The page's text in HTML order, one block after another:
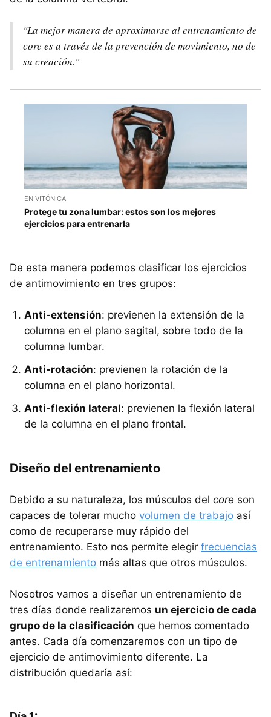
"La mejor manera de aproximarse al entrenamiento de
core es a través de la prevención de movimiento, no de
su creación."
EN VITÓNICA
Protege tu zona lumbar: estos son los mejores
ejercicios para entrenarla
De esta manera podemos clasificar los ejercicios
de antimovimiento en tres grupos:
Anti-extensión: previenen la extensión de la
columna en el plano sagital, sobre todo de la
columna lumbar.
Anti-rotación: previenen la rotación de la
columna en el plano horizontal.
Anti-flexión lateral: previenen la flexión lateral
de la columna en el plano frontal.
Diseño del entrenamiento
Debido a su naturaleza, los músculos del core son
capaces de tolerar mucho volumen de trabajo así
como de recuperarse muy rápido del
entrenamiento. Esto nos permite elegir frecuencias
de entrenamiento más altas que otros músculos.
Nosotros vamos a diseñar un entrenamiento de
tres días donde realizaremos un ejercicio de cada
grupo de la clasificación que hemos comentado
antes. Cada día comenzaremos con un tipo de
ejercicio de antimovimiento diferente. La
distribución quedaría así: